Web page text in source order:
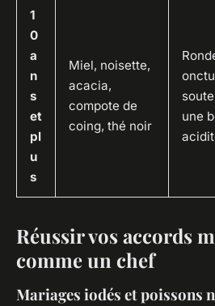
1
0
a
n
s
et
pl
u
s
Miel, noisette,
acacia,
compote de
coing, thé noir
une
Réussir vos accords
comme un chef
Mariages iodés et poissons